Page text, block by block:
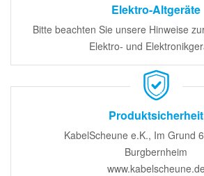
Elektro-Altgeräte
Bitte beachten Sie unsere Hinweise
Elektro- und
Produktsicherheit
KabelScheune e.K., Im Grund
Burgbernheim
www.kabelscheune.de